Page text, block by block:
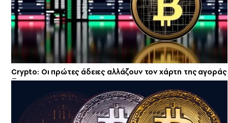
Crypto: Οι πρώτες άδειες αλλάζουν τον χάρτη της αγοράς